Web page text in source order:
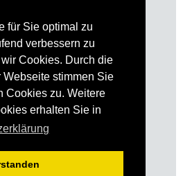
für Sie optimal zu
verbessern zu
Cookies. Durch die
stimmen Sie
Cookies zu. Weitere
erhalten Sie in
Datenschutz